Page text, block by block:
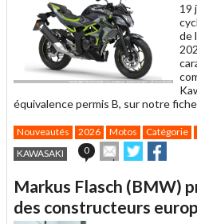
19
de
équivalence permis B, sur notre
Nouveautés 2026 Motos Catégorie
KAWASAKI
0
Envoyer
cet
à
un
ami
Partager
sur sur
Markus Flasch (BMW)
des constructeurs